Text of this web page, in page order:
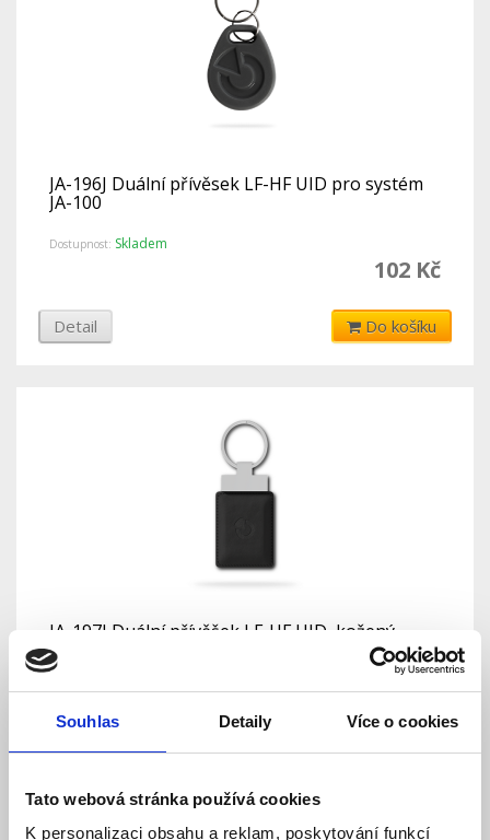
Souhlas Detaily Více o cookies
Tato webová stránka používá cookies
K personalizaci obsahu a reklam, poskytování funkcí
JA-196J Duální přívěsek LF-HF UID pro systém
JA-100
Dostupnost: Skladem
102 Kč
Detail Do košíku
JA-197J Duální přívěšek LF-HF UID, kožený
Dostupnost:Skladem
191 Kč